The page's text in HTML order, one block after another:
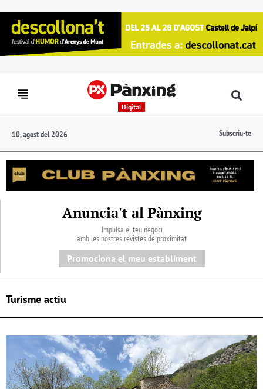
Digital
10, agost del 2026 Subscriu-te
Anuncia't al Pànxing
Impulsa el teu negoci
amb les nostres revistes de proximitat
Promociona el meu establiment
Turisme actiu